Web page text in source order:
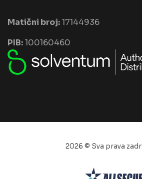
Matični broj:17144936
PIB:100160460
2026 © Sva prava